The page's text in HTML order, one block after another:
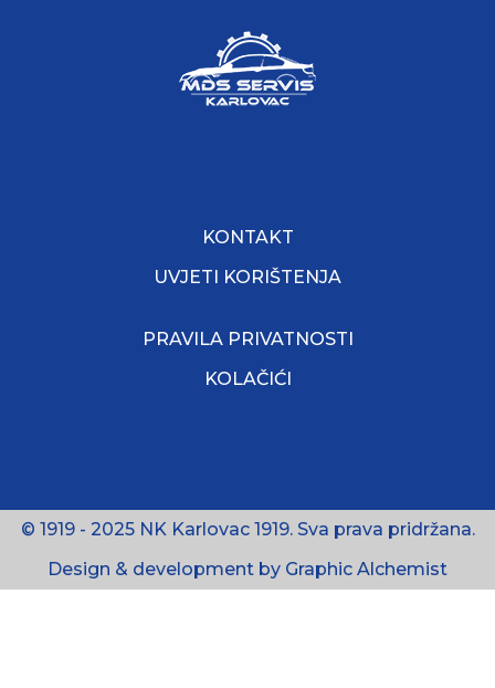
KONTAKT
UVJETI KORIŠTENJA
PRAVILA PRIVATNOSTI
KOLAČIĆI
© 1919 - 2025 NK Karlovac 1919. Sva prava pridržana.
Design & development by Graphic Alchemist